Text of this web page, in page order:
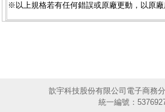
※以上規格若有任何錯誤或原廠更動，以原
歆宇科技股份有限公司電子商務
統一編號：